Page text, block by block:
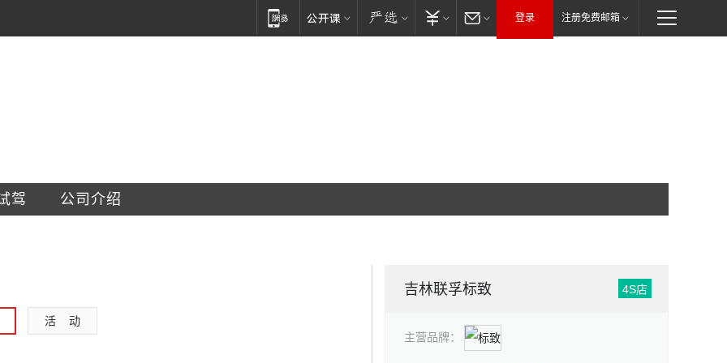
登录 注册免费邮箱
驾 公司介绍
活    动
吉林联孚标致 4S店
主营品牌：